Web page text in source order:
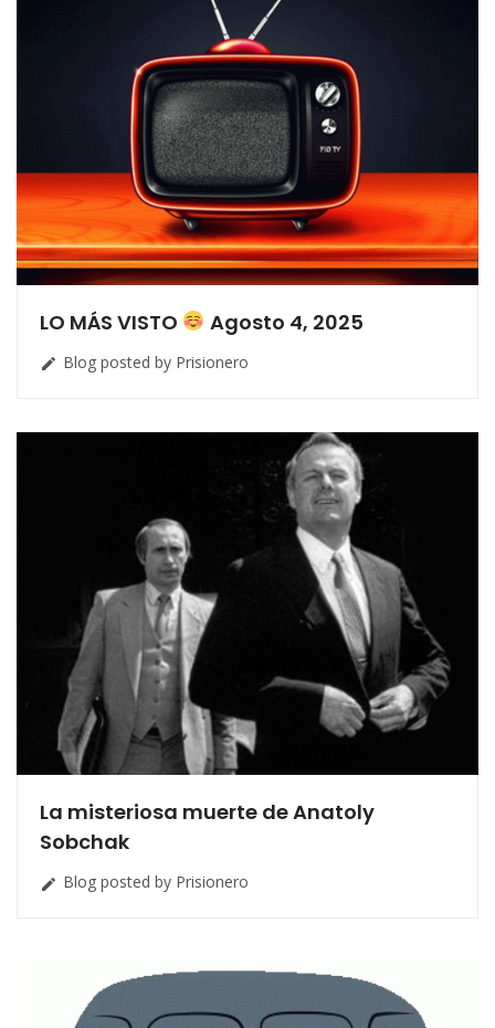
LO MÁS VISTO Agosto 4, 2025
 Blog posted by Prisionero
La misteriosa muerte de Anatoly
Sobchak
 Blog posted by Prisionero